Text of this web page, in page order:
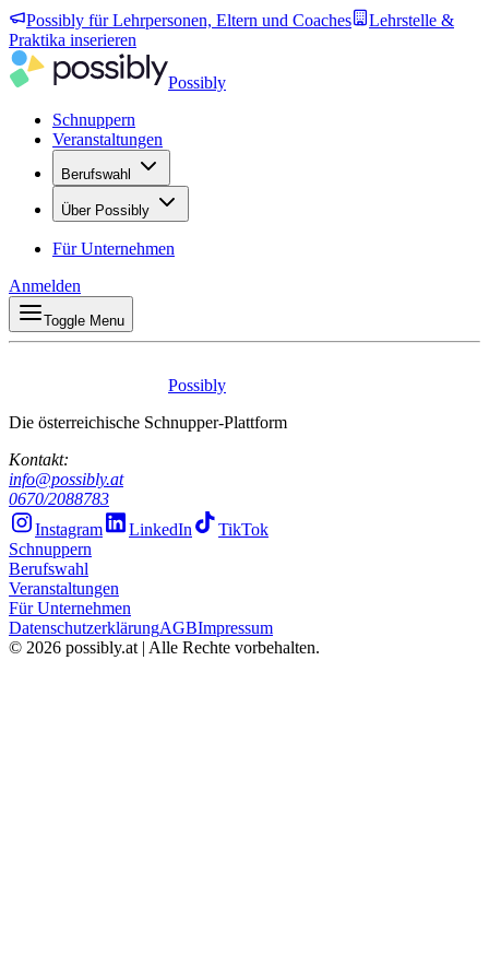
Possibly für Lehrpersonen, Eltern und Coaches
Lehrstelle &
Praktika inserieren
Possibly
Schnuppern
Veranstaltungen
Berufswahl
Über Possibly
Für Unternehmen
Anmelden
Toggle Menu
Possibly
Die österreichische Schnupper-Plattform
Kontakt:
info@possibly.at
0670/2088783
Instagram
LinkedIn
TikTok
Schnuppern
Berufswahl
Veranstaltungen
Für Unternehmen
DatenschutzerklärungAGBImpressum
© 2026 possibly.at | Alle Rechte vorbehalten.